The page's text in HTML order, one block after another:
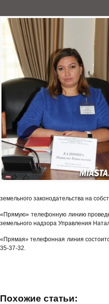
земельного законодательства на
«Прямую» телефонную линию
земельного надзора Управления
«Прямая» телефонная линия
35-37-32.
Похожие статьи: